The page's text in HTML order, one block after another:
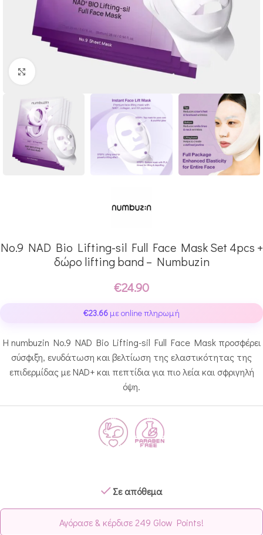
No.9 NAD Bio Lifting-sil Full Face Mask Set 4pcs +
δώρο lifting band – Numbuzin
€24.90
€23.66 με online πληρωμή
Η numbuzin No.9 NAD Bio Lifting-sil Full Face Mask προσφέρει
σύσφιξη, ενυδάτωση και βελτίωση της ελαστικότητας της
επιδερμίδας με NAD+ και πεπτίδια για πιο λεία και σφριγηλή
όψη.
Σε απόθεμα
Αγόρασε & κέρδισε 249 Glow Points!